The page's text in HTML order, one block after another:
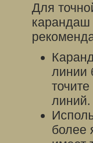
Для
карандаш
линии
линий.
более